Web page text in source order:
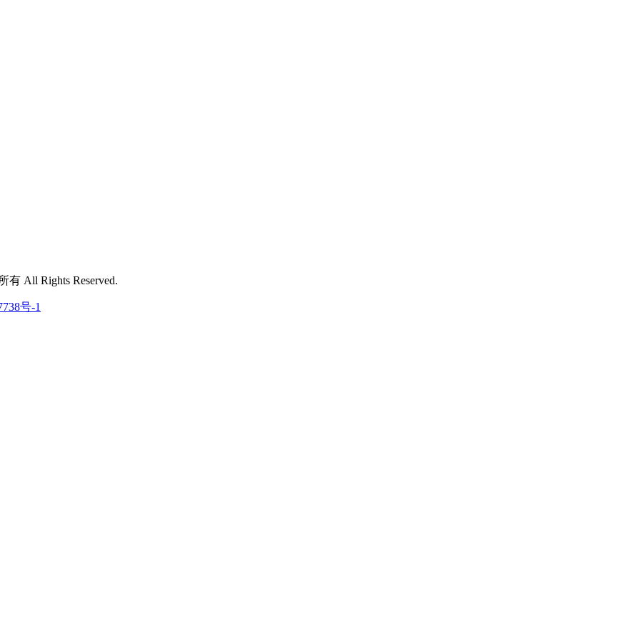
有 All Rights Reserved.
号-1